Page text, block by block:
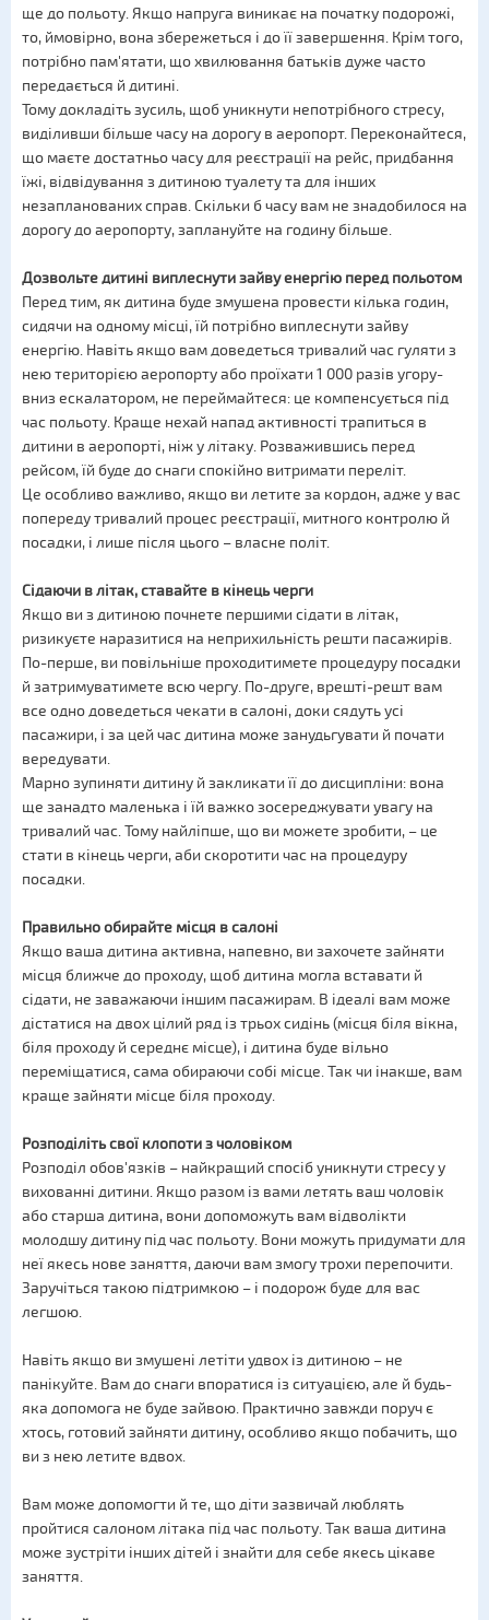
ще до польоту. Якщо напруга виникає на початку подорожі,
то, ймовірно, вона збережеться і до її завершення. Крім того,
потрібно пам'ятати, що хвилювання батьків дуже часто
передається й дитині.
Тому докладіть зусиль, щоб уникнути непотрібного стресу,
виділивши більше часу на дорогу в аеропорт. Переконайтеся,
що маєте достатньо часу для реєстрації на рейс, придбання
їжі, відвідування з дитиною туалету та для інших
незапланованих справ. Скільки б часу вам не знадобилося на
дорогу до аеропорту, заплануйте на годину більше.
Дозвольте дитині виплеснути зайву енергію перед польотом
Перед тим, як дитина буде змушена провести кілька годин,
сидячи на одному місці, їй потрібно виплеснути зайву
енергію. Навіть якщо вам доведеться тривалий час гуляти з
нею територією аеропорту або проїхати 1 000 разів угору-
вниз ескалатором, не переймайтеся: це компенсується під
час польоту. Краще нехай напад активності трапиться в
дитини в аеропорті, ніж у літаку. Розважившись перед
рейсом, їй буде до снаги спокійно витримати переліт.
Це особливо важливо, якщо ви летите за кордон, адже у вас
попереду тривалий процес реєстрації, митного контролю й
посадки, і лише після цього – власне політ.
Сідаючи в літак, ставайте в кінець черги
Якщо ви з дитиною почнете першими сідати в літак,
ризикуєте наразитися на неприхильність решти пасажирів.
По-перше, ви повільніше проходитимете процедуру посадки
й затримуватимете всю чергу. По-друге, врешті-решт вам
все одно доведеться чекати в салоні, доки сядуть усі
пасажири, і за цей час дитина може занудьгувати й почати
вередувати.
Марно зупиняти дитину й закликати її до дисципліни: вона
ще занадто маленька і їй важко зосереджувати увагу на
тривалий час. Тому найліпше, що ви можете зробити, – це
стати в кінець черги, аби скоротити час на процедуру
посадки.
Правильно обирайте місця в салоні
Якщо ваша дитина активна, напевно, ви захочете зайняти
місця ближче до проходу, щоб дитина могла вставати й
сідати, не заважаючи іншим пасажирам. В ідеалі вам може
дістатися на двох цілий ряд із трьох сидінь (місця біля вікна,
біля проходу й середнє місце), і дитина буде вільно
переміщатися, сама обираючи собі місце. Так чи інакше, вам
краще зайняти місце біля проходу.
Розподіліть свої клопоти з чоловіком
Розподіл обов'язків – найкращий спосіб уникнути стресу у
вихованні дитини. Якщо разом із вами летять ваш чоловік
або старша дитина, вони допоможуть вам відволікти
молодшу дитину під час польоту. Вони можуть придумати для
неї якесь нове заняття, даючи вам змогу трохи перепочити.
Заручіться такою підтримкою – і подорож буде для вас
легшою.
Навіть якщо ви змушені летіти удвох із дитиною – не
панікуйте. Вам до снаги впоратися із ситуацією, але й будь-
яка допомога не буде зайвою. Практично завжди поруч є
хтось, готовий зайняти дитину, особливо якщо побачить, що
ви з нею летите вдвох.
Вам може допомогти й те, що діти зазвичай люблять
пройтися салоном літака під час польоту. Так ваша дитина
може зустріти інших дітей і знайти для себе якесь цікаве
заняття.